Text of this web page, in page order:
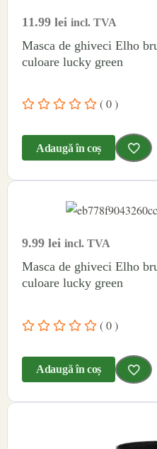
11.99 lei incl. TVA
Masca de ghiveci Elho
culoare lucky green
( 0 )
Adaugă în coș
9.99 lei incl. TVA
Masca de ghiveci Elho
culoare lucky green
( 0 )
Adaugă în coș